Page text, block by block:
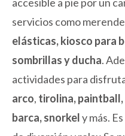
servicios como
elásticas, kiosco para
sombrillas y ducha.
actividades para
arco, tirolina, paintball,
barca, snorkely más.